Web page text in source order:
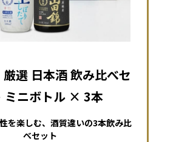
厳選 日本酒 飲み比べセ
ミニボトル × 3本
を楽しむ、酒質違いの3本飲み比
べセット